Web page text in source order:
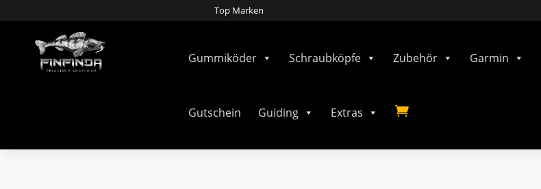
Top Marken
Gummiköder Schraubköpfe Zubehör Garmin
Gutschein Guiding Extras 